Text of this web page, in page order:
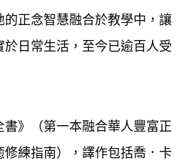
正念智慧融合於教學中，讓
日常生活，至今已逾百人受
》（第一本融合華人豐富正
練指南），譯作包括喬．卡